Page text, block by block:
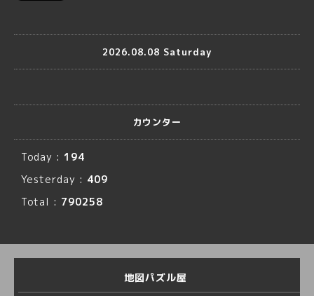
2026.08.08 Saturday
カウンター
Today : 194
Yesterday : 409
Total : 790258
地図パズル屋